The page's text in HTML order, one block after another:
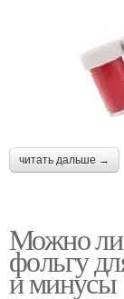
читать дальше →
Можно ли
фольгу
и минусы